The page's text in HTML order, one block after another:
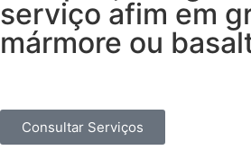
serviço afim em
mármore ou
Consultar Serviços